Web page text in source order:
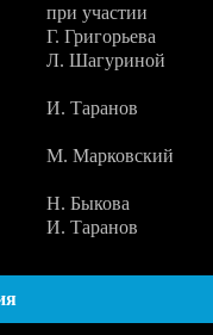
при участии
Г. Григорьева
Л. Шагуриной
И. Таранов
М. Марковский
Н. Быкова
И. Таранов